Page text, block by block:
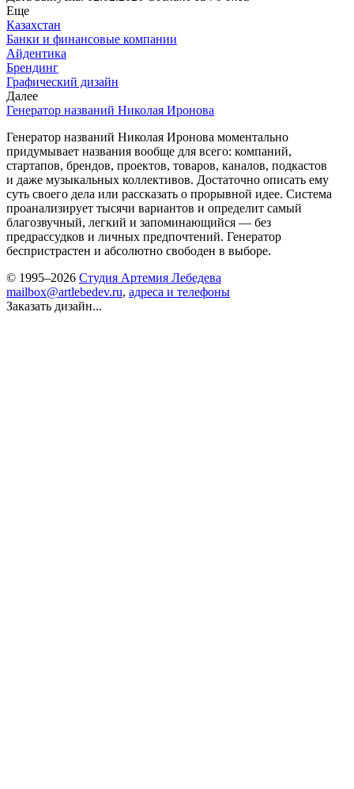
Еще
Казахстан
Банки и финансовые компании
Айдентика
Брендинг
Графический дизайн
Далее
Генератор названий Николая Иронова
Генератор названий Николая Иронова моментально
придумывает названия вообще для всего: компаний,
стартапов, брендов, проектов, товаров, каналов, подкастов
и даже музыкальных коллективов. Достаточно описать ему
суть своего дела или рассказать о прорывной идее. Система
проанализирует тысячи вариантов и определит самый
благозвучный, легкий и запоминающийся — без
предрассудков и личных предпочтений. Генератор
беспристрастен и абсолютно свободен в выборе.
© 1995–2026 Студия Артемия Лебедева
mailbox@artlebedev.ru, адреса и телефоны
Заказать дизайн...